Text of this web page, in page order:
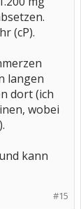
(cP).
langen
dort (ich
wobei
kann
#15